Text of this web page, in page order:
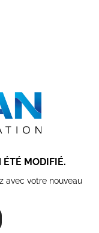
ÉTÉ MODIFIÉ.
avec votre nouveau